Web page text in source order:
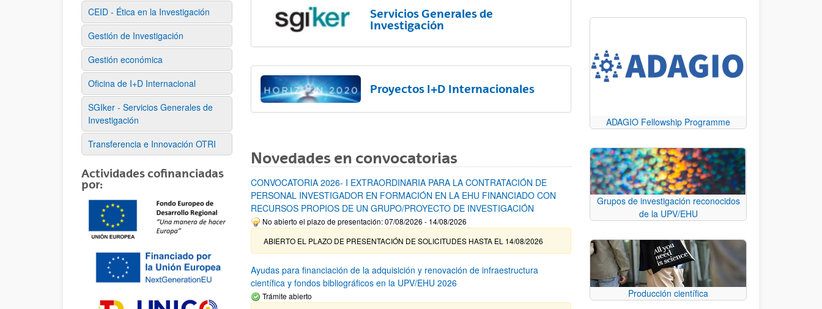
CEID - Ética en la Investigación
Gestión de Investigación
Gestión económica
Oficina de I+D Internacional
SGIker - Servicios Generales de
Investigación
Transferencia e Innovación OTRI
Actividades cofinanciadas
por:
Servicios Generales de
Investigación
Proyectos I+D Internacionales
Novedades en convocatorias
CONVOCATORIA 2026- I EXTRAORDINARIA PARA LA CONTRATACIÓN DE
PERSONAL INVESTIGADOR EN FORMACIÓN EN LA EHU FINANCIADO CON
RECURSOS PROPIOS DE UN GRUPO/PROYECTO DE INVESTIGACIÓN
No abierto el plazo de presentación: 07/08/2026 - 14/08/2026
ABIERTO EL PLAZO DE PRESENTACIÓN DE SOLICITUDES HASTA EL 14/08/2026
Ayudas para financiación de la adquisición y renovación de infraestructura
científica y fondos bibliográficos en la UPV/EHU 2026
Trámite abierto
ADAGIO Fellowship Programme
Grupos de investigación reconocidos
de la UPV/EHU
Producción científica